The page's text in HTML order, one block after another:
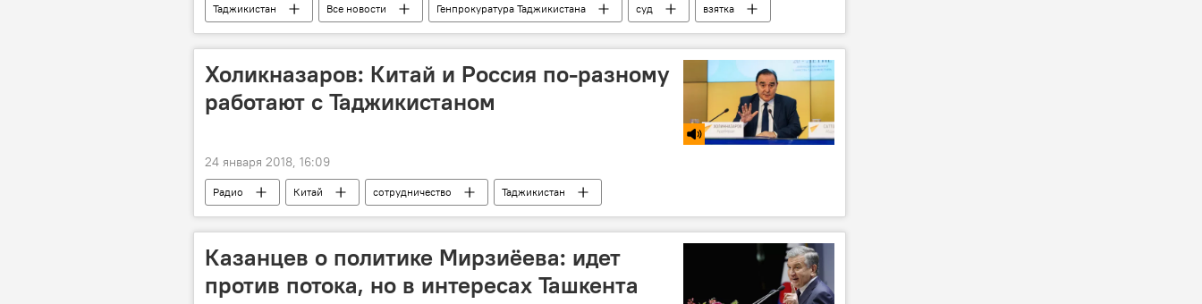
Таджикистан Все новости Генпрокуратура Таджикистана суд взятка
Холикназаров: Китай и Россия по-разному
работают с Таджикистаном
24 января 2018, 16:09
Радио Китай сотрудничество Таджикистан
Казанцев о политике Мирзиёева: идет
против потока, но в интересах Ташкента